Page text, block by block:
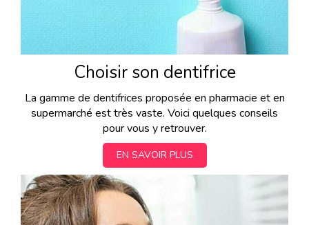
Choisir son dentifrice
La gamme de dentifrices proposée en pharmacie et en
supermarché est très vaste. Voici quelques conseils
pour vous y retrouver.
EN SAVOIR PLUS